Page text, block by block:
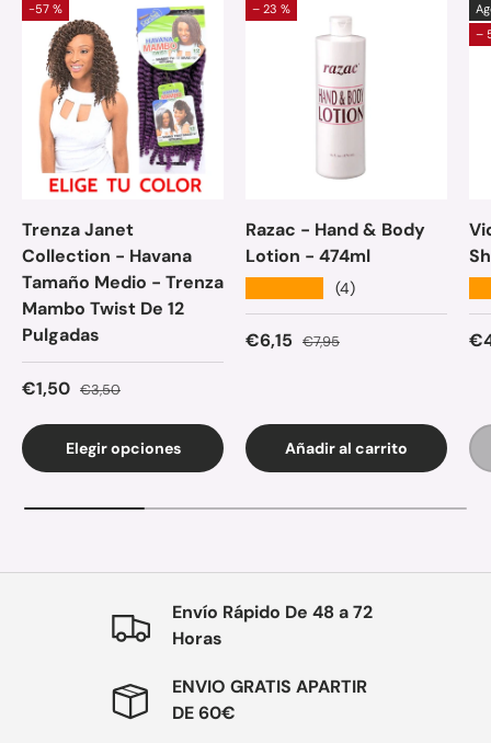
-57 %
Trenza Janet
Collection - Havana
Tamaño Medio - Trenza
Mambo Twist De 12
Pulgadas
Precio de venta
€1,50 Precio normal
€3,50
Elegir opciones
– 23 %
Razac - Hand & Body
Lotion - 474ml
(4)
Precio de venta
€6,15 Precio normal
€7,95
Añadir al carrito
–
Envío Rápido De 48 a 72
Horas
ENVIO GRATIS APARTIR
DE 60€